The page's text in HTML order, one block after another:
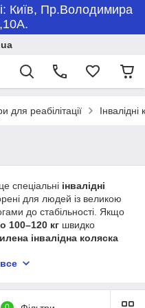
Київ, Пр.Володимира
для реабілітації Інвалідні
спеціальні інвалідні
для людей із великою
до стабільності. Якщо
100–120 кг швидко
інвалідна коляска
кг